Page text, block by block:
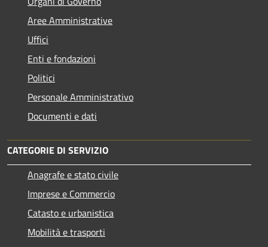
Aree Amministrative
Uffici
Enti e fondazioni
Politici
Personale Amministrativo
Documenti e dati
CATEGORIE DI SERVIZIO
Anagrafe e stato civile
Imprese e Commercio
Catasto e urbanistica
Mobilità e trasporti